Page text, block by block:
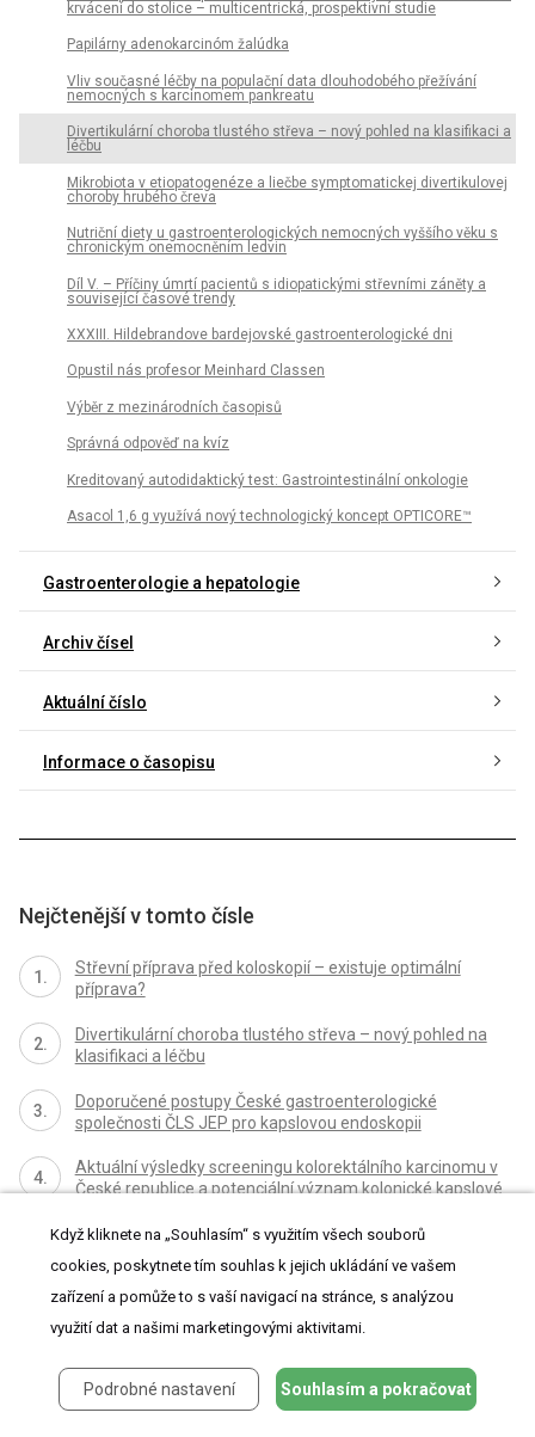
krvácení do stolice – multicentrická, prospektivní studie
Papilárny adenokarcinóm žalúdka
Vliv současné léčby na populační data dlouhodobého přežívání
nemocných s karcinomem pankreatu
Divertikulární choroba tlustého střeva – nový pohled na klasifikaci a
léčbu
Mikrobiota v etiopatogenéze a liečbe symptomatickej divertikulovej
choroby hrubého čreva
Nutriční diety u gastroenterologických nemocných vyššího věku s
chronickým onemocněním ledvin
Díl V. – Příčiny úmrtí pacientů s idiopatickými střevními záněty a
související časové trendy
XXXIII. Hildebrandove bardejovské gastroenterologické dni
Opustil nás profesor Meinhard Classen
Výběr z mezinárodních časopisů
Správná odpověď na kvíz
Kreditovaný autodidaktický test: Gastrointestinální onkologie
Asacol 1,6 g využívá nový technologický koncept OPTICORE™
Gastroenterologie a hepatologie
Archiv čísel
Aktuální číslo
Informace o časopisu
Nejčtenější v tomto čísle
Střevní příprava před koloskopií – existuje optimální
příprava?
Divertikulární choroba tlustého střeva – nový pohled na
klasifikaci a léčbu
Doporučené postupy České gastroenterologické
společnosti ČLS JEP pro kapslovou endoskopii
Aktuální výsledky screeningu kolorektálního karcinomu v
České republice a potenciální význam kolonické kapslové
Kurzy
Když kliknete na „Souhlasím“ s využitím všech souborů
cookies, poskytnete tím souhlas k jejich ukládání ve vašem
zařízení a pomůže to s vaší navigací na stránce, s analýzou
využití dat a našimi marketingovými aktivitami.
Podrobné nastavení Souhlasím a pokračovat